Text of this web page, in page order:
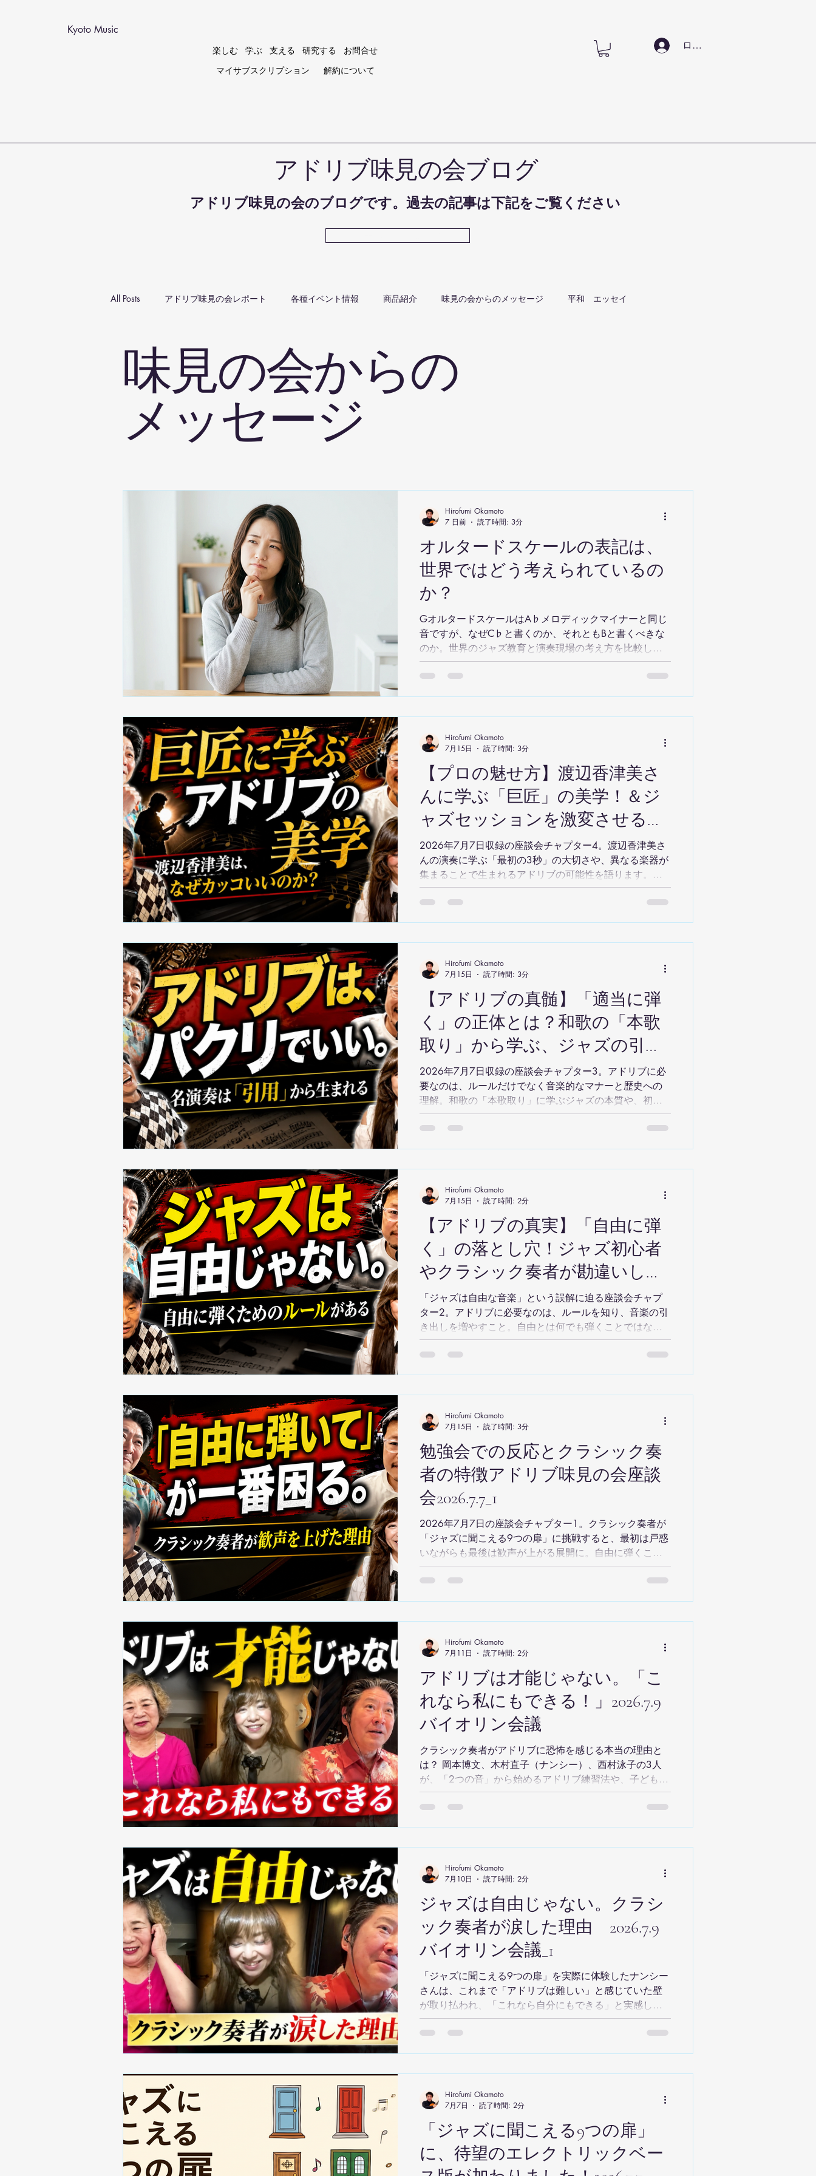
Kyoto Music
楽しむ 学ぶ 支える 研究する
お問合せ
マイサブスクリプション
解約について
ログイン
​アドリブ味見の会ブログ
アドリブ味見の会のブログです。過去の記事は下記をご覧ください
All Posts アドリブ味見の会レポート 各種イベント情報 商品紹介 味見の会からのメッセージ 平和 エッセイ
味見の会からの
メッセージ
オルタードスケールの表記は、
世界ではどう考えられているの
か？
GオルタードスケールはA♭メロディックマイナーと同じ
音ですが、なぜC♭と書くのか、それともBと書くべきな
のか。世界のジャズ教育と演奏現場の考え方を比較し、
理論と実践の違いを解説します。
Hirofumi Okamoto
7 日前
読了時間: 3分
【プロの魅せ方】渡辺香津美さ
んに学ぶ「巨匠」の美学！＆ジ
ャズセッションを激変させる新
ルールのアイデア アドリブ味
見の会座談会 2026.7.7_4
2026年7月7日収録の座談会チャプター4。渡辺香津美さ
んの演奏に学ぶ「最初の3秒」の大切さや、異なる楽器が
集まることで生まれるアドリブの可能性を語ります。さ
らに、8小節回しや掛け合いなど、新しいセッションのア
イデアも紹介します。
Hirofumi Okamoto
7月15日
読了時間: 3分
【アドリブの真髄】「適当に弾
く」の正体とは？和歌の「本歌
取り」から学ぶ、ジャズの引用
とアレンジの極意 2026.7.7
2026年7月7日収録の座談会チャプター3。アドリブに必
要なのは、ルールだけでなく音楽的なマナーと歴史への
理解。和歌の「本歌取り」に学ぶジャズの本質や、初心
者が自由な表現にたどり着くための具体的なアプローチ
を語ります。
Hirofumi Okamoto
7月15日
読了時間: 3分
【アドリブの真実】「自由に弾
く」の落とし穴！ジャズ初心者
やクラシック奏者が勘違いしが
ちなアドリブの本質とは？
2026.7.7座談会_2
「ジャズは自由な音楽」という誤解に迫る座談会チャプ
ター2。アドリブに必要なのは、ルールを知り、音楽の引
き出しを増やすこと。自由とは何でも弾くことではな
く、積み重ねたストックから表現を選ぶこと。その本質
を語ります。
Hirofumi Okamoto
7月15日
読了時間: 2分
勉強会での反応とクラシック奏
者の特徴アドリブ味見の会座談
会2026.7.7_1
2026年7月7日の座談会チャプター1。クラシック奏者が
「ジャズに聞こえる9つの扉」に挑戦すると、最初は戸惑
いながらも最後は歓声が上がる展開に。自由に弾くこと
の難しさと、段階的なカリキュラムによって表現の扉が
開いていく様子をお届けします。自由なアドリブへの第
Hirofumi Okamoto
7月15日
読了時間: 3分
アドリブは才能じゃない。「こ
れなら私にもできる！」2026.7.9
バイオリン会議
クラシック奏者がアドリブに恐怖を感じる本当の理由と
は？ 岡本博文、木村直子（ナンシー）、西村泳子の3人
が、「2つの音」から始めるアドリブ練習法や、子どもの
言葉の習得になぞらえた上達の本質を語ります。アドリ
ブへの苦手意識が「できるかもしれない」に変わるヒン
Hirofumi Okamoto
7月11日
読了時間: 2分
ジャズは自由じゃない。クラシ
ック奏者が涙した理由 2026.7.9
バイオリン会議_1
「ジャズに聞こえる9つの扉」を実際に体験したナンシー
さんは、これまで「アドリブは難しい」と感じていた壁
が取り払われ、「これなら自分にもできる」と実感した
と語ります。クラシック音楽の世界で楽譜を忠実に演奏
してきた演奏家にとって、このメソッドはアドリブへの
ージについても議論。実際には、ジャズの巨匠たちもス
ケールやコード、倍音などのルールに基づいて演奏して
おり、「自由なのは精神であって、演奏には確かな法則
がある」という考え方に一同が共感しました。 さらに、
「9つの扉」の仕組みも紹介。限られた音だけを使い、ゲ
ーム感覚で一つひとつのステップを進めていくことで、
気づけば自然とアドリブが成立するよう設計されていま
Hirofumi Okamoto
7月10日
読了時間: 2分
「ジャズに聞こえる9つの扉」
に、待望のエレクトリックベー
Hirofumi Okamoto
7月7日
読了時間: 2分